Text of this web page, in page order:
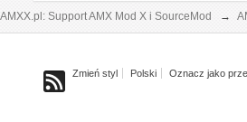
AMXX.pl: Support AMX Mod X i SourceMod →
Zmień styl Polski Oznacz jako